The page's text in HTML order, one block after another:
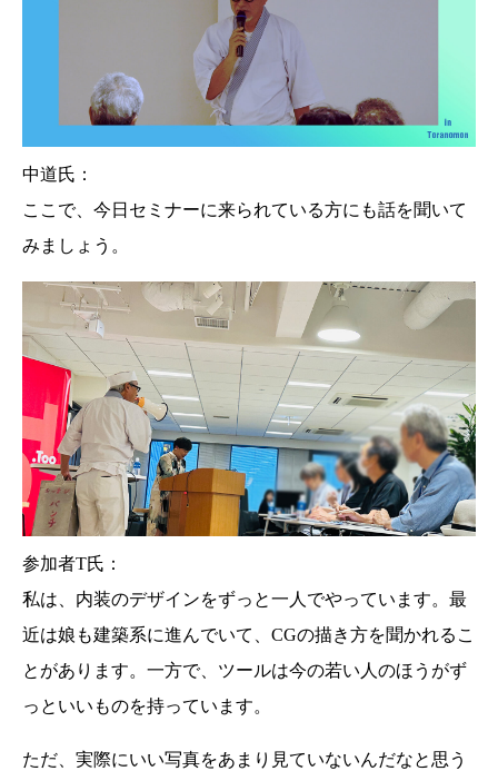
中道氏：
ここで、今日セミナーに来られている方にも話を聞いて
みましょう。
参加者T氏：
私は、内装のデザインをずっと一人でやっています。最
近は娘も建築系に進んでいて、CGの描き方を聞かれるこ
とがあります。一方で、ツールは今の若い人のほうがず
っといいものを持っています。
ただ、実際にいい写真をあまり見ていないんだなと思う